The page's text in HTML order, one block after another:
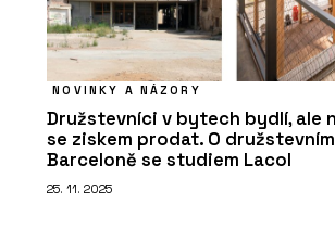
NOVINKY A NÁZORY
Družstevníci v bytech bydlí, ale
se ziskem prodat. O
Barceloně se studiem Lacol
25. 11. 2025